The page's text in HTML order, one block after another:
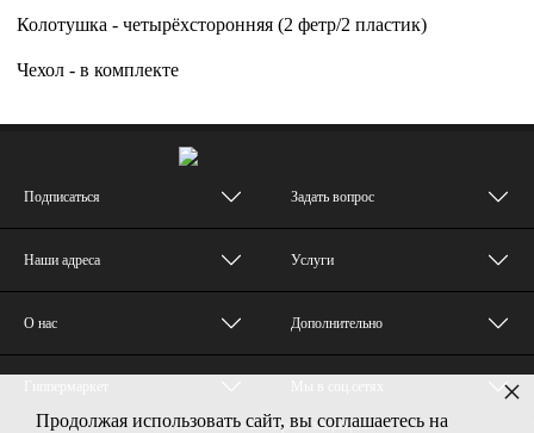
Колотушка - четырёхсторонняя (2 фетр/2 пластик)
Чехол - в комплекте
Подписаться
Наши адреса
О нас
Задать вопрос
Услуги
Дополнительно
© MUZTON - Все права защищены
Продолжая использовать сайт, вы соглашаетесь на
×